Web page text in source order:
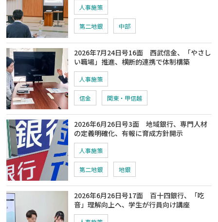
人事施策
第二地銀 中部
2026年7月24日号16面 西武信金、「やさし
い職場」推進、横断的連携で体制構築
人事施策
信金 関東・甲信越
2026年6月26日号3面 地域銀行、専門人材
の定義明確化、有報に育成方針開示
人事施策
第二地銀 地銀
2026年6月26日号17面 百十四銀行、「吃
音」理解向上へ、学生が行員向け講座